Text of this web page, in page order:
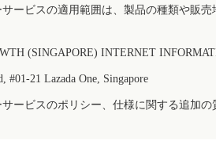
ービスの適用範囲は、製品の種類や販
(SINGAPORE) INTERNET
#01-21 Lazada One, Singapore
ービスのポリシー、仕様に関する追加